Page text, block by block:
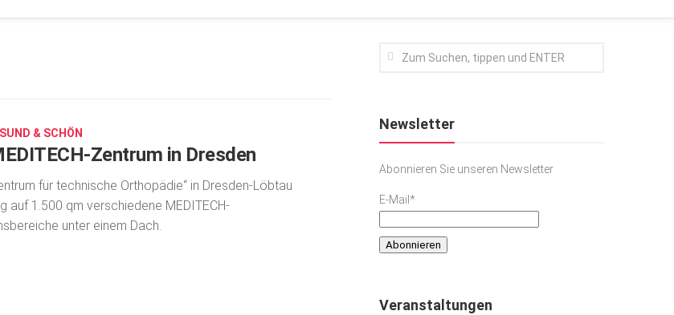
& SCHÖN
Zentrum in Dresden
für technische Orthopädie“ in Dresden-Löbtau
auf 1.500 qm verschiedene MEDITECH-
unter einem Dach.
Newsletter
Abonnieren Sie unseren Newsletter
E-Mail*
Veranstaltungen